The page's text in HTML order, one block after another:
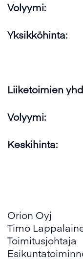
Volyymi:
Yksikköhinta:
Liiketoimien
Volyymi:
Keskihinta:
Orion Oyj
Timo